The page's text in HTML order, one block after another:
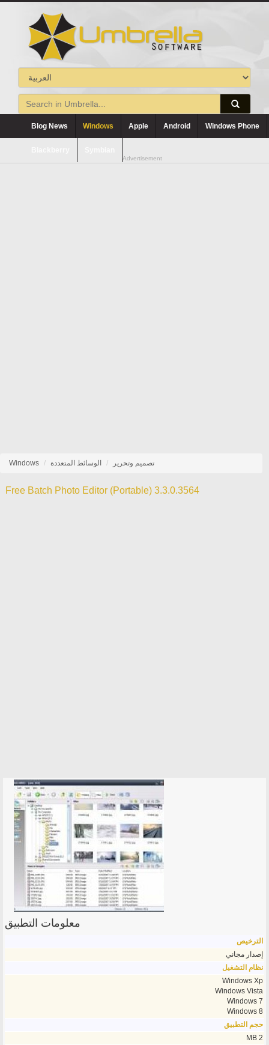
Blog News Windows Apple Android Windows Phone
Advertisement
Windows الوسائط المتعددة تصميم وتحرير
Free Batch Photo Editor (Portable) 3.3.0.3564
معلومات التطبيق
الترخيص
إصدار مجاني
نظام التشغيل
Windows Xp
Windows Vista
Windows 7
Windows 8
حجم التطبيق
2 MB